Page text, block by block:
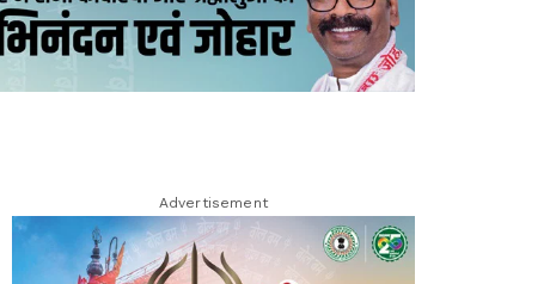
Advertisement